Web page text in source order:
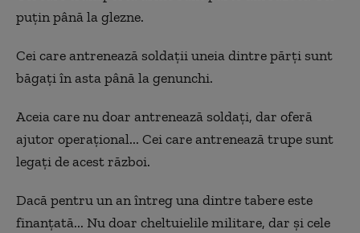
puțin până la glezne.
Cei care antrenează soldații uneia dintre părți sunt
băgați în asta până la genunchi.
Aceia care nu doar antrenează soldați, dar oferă
ajutor operațional... Cei care antrenează trupe sunt
legați de acest război.
Dacă pentru un an întreg una dintre tabere este
finanțată... Nu doar cheltuielile militare, dar și cele